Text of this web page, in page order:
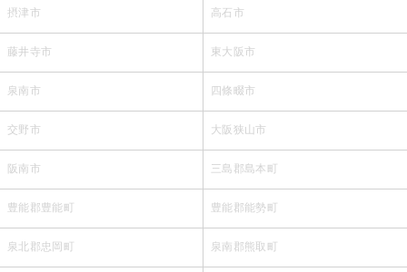
摂津市 高石市
藤井寺市 東大阪市
泉南市 四條畷市
交野市 大阪狭山市
阪南市 三島郡島本町
豊能郡豊能町 豊能郡能勢町
泉北郡忠岡町 泉南郡熊取町